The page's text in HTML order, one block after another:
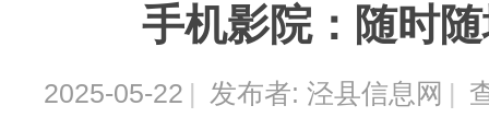
›
手机影院：随时
2025-05-22 | 发布者: 泾县信息网 |